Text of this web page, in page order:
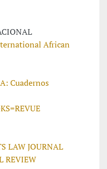
African
Cuadernos
LAW JOURNAL
REVIEW